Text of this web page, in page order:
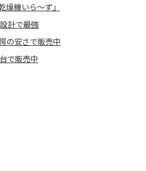
機いら〜ず」
計で最強
の安さで販売中
で販売中